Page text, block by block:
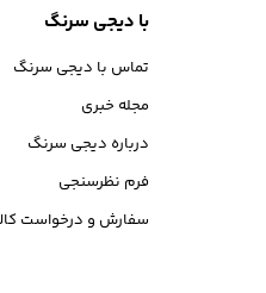
با دیجی سرنگ
تماس با دیجی سرنگ
مجله خبری
درباره دیجی سرنگ
فرم نظرسنجی
سفارش و درخواست